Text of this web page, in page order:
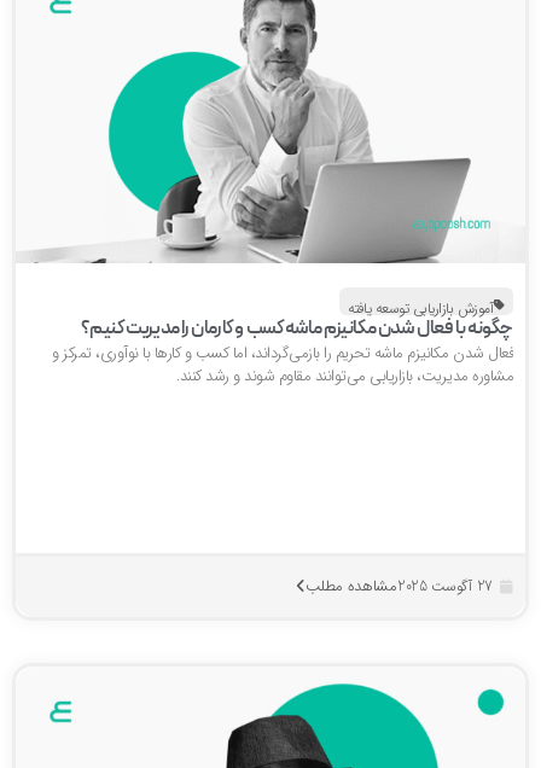
آموزش بازاریابی توسعه یافته
با فعال شدن مکانیزم ماشه کسب و کارمان را مدیریت کنیم؟
شدن مکانیزم ماشه تحریم‌ را بازمی‌گرداند، اما کسب و کارها با نوآوری، تمرکز و
مدیریت، بازاریابی می‌توانند مقاوم شوند و رشد کنند.
27 آگوست 2025 مشاهده مطلب